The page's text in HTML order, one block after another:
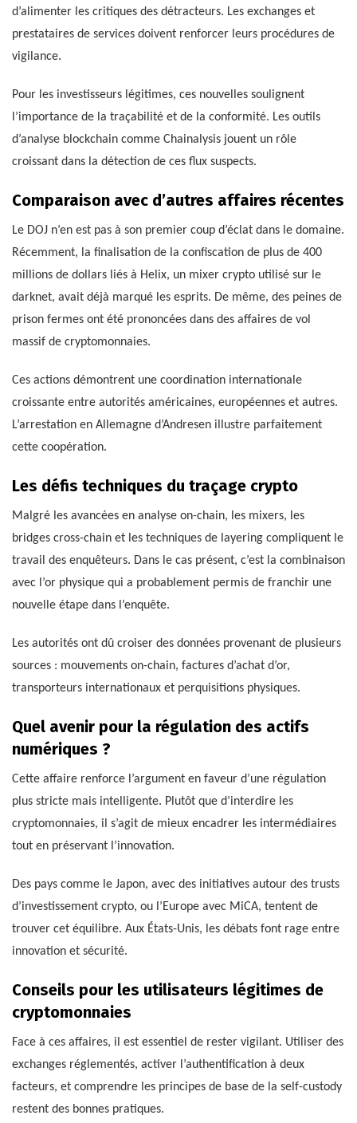
d’alimenter les critiques des détracteurs. Les exchanges et
prestataires de services doivent renforcer leurs procédures de
vigilance.
Pour les investisseurs légitimes, ces nouvelles soulignent
l’importance de la traçabilité et de la conformité. Les outils
d’analyse blockchain comme Chainalysis jouent un rôle
croissant dans la détection de ces flux suspects.
Comparaison avec d’autres affaires récentes
Le DOJ n’en est pas à son premier coup d’éclat dans le domaine.
Récemment, la finalisation de la confiscation de plus de 400
millions de dollars liés à Helix, un mixer crypto utilisé sur le
darknet, avait déjà marqué les esprits. De même, des peines de
prison fermes ont été prononcées dans des affaires de vol
massif de cryptomonnaies.
Ces actions démontrent une coordination internationale
croissante entre autorités américaines, européennes et autres.
L’arrestation en Allemagne d’Andresen illustre parfaitement
cette coopération.
Les défis techniques du traçage crypto
Malgré les avancées en analyse on-chain, les mixers, les
bridges cross-chain et les techniques de layering compliquent le
travail des enquêteurs. Dans le cas présent, c’est la combinaison
avec l’or physique qui a probablement permis de franchir une
nouvelle étape dans l’enquête.
Les autorités ont dû croiser des données provenant de plusieurs
sources : mouvements on-chain, factures d’achat d’or,
transporteurs internationaux et perquisitions physiques.
Quel avenir pour la régulation des actifs
numériques ?
Cette affaire renforce l’argument en faveur d’une régulation
plus stricte mais intelligente. Plutôt que d’interdire les
cryptomonnaies, il s’agit de mieux encadrer les intermédiaires
tout en préservant l’innovation.
Des pays comme le Japon, avec des initiatives autour des trusts
d’investissement crypto, ou l’Europe avec MiCA, tentent de
trouver cet équilibre. Aux États-Unis, les débats font rage entre
innovation et sécurité.
Conseils pour les utilisateurs légitimes de
cryptomonnaies
Face à ces affaires, il est essentiel de rester vigilant. Utiliser des
exchanges réglementés, activer l’authentification à deux
facteurs, et comprendre les principes de base de la self-custody
restent des bonnes pratiques.